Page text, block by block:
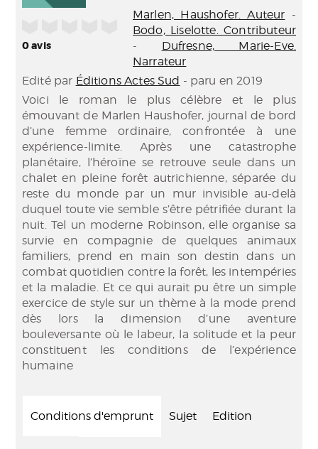
0avis
Marlen, Haushofer. Auteur -
Bodo, Liselotte. Contributeur
- Dufresne, Marie-Eve.
Narrateur
Edité par Éditions Actes Sud - paru en 2019
Voici le roman le plus célèbre et le plus
émouvant de Marlen Haushofer, journal de bord
d’une femme ordinaire, confrontée à une
expérience-limite. Après une catastrophe
planétaire, l’héroïne se retrouve seule dans un
chalet en pleine forêt autrichienne, séparée du
reste du monde par un mur invisible au-delà
duquel toute vie semble s’être pétrifiée durant la
nuit. Tel un moderne Robinson, elle organise sa
survie en compagnie de quelques animaux
familiers, prend en main son destin dans un
combat quotidien contre la forêt, les intempéries
et la maladie. Et ce qui aurait pu être un simple
exercice de style sur un thème à la mode prend
dès lors la dimension d’une aventure
bouleversante où le labeur, la solitude et la peur
constituent les conditions de l’expérience
humaine
Conditions d'emprunt Sujet Edition